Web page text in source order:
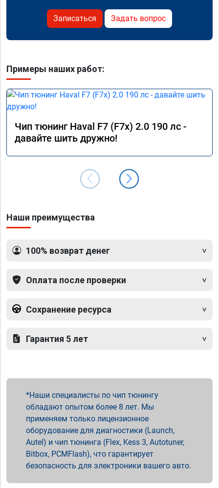
Записаться Задать вопрос
Примеры наших работ:
Чип тюнинг Haval F7 (F7x) 2.0 190 лс -
давайте шить дружно!
Наши преимущества
100% возврат денег
Оплата после проверки
Сохранение ресурса
Гарантия 5 лет
Наши специалисты по чип тюнингу
обладают опытом более 8 лет. Мы
применяем только лицензионное
оборудование для диагностики (Launch,
Autel) и чип тюнинга (Flex, Kess 3, Autotuner,
Bitbox, PCMFlash), что гарантирует
безопасность для электроники вашего авто.